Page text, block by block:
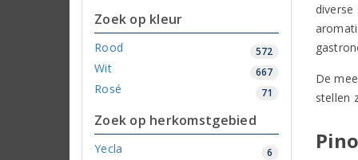
Zoek op kleur
Rood 572
Wit 667
Rosé 71
Zoek op herkomstgebied
Yecla 6
De
stellen